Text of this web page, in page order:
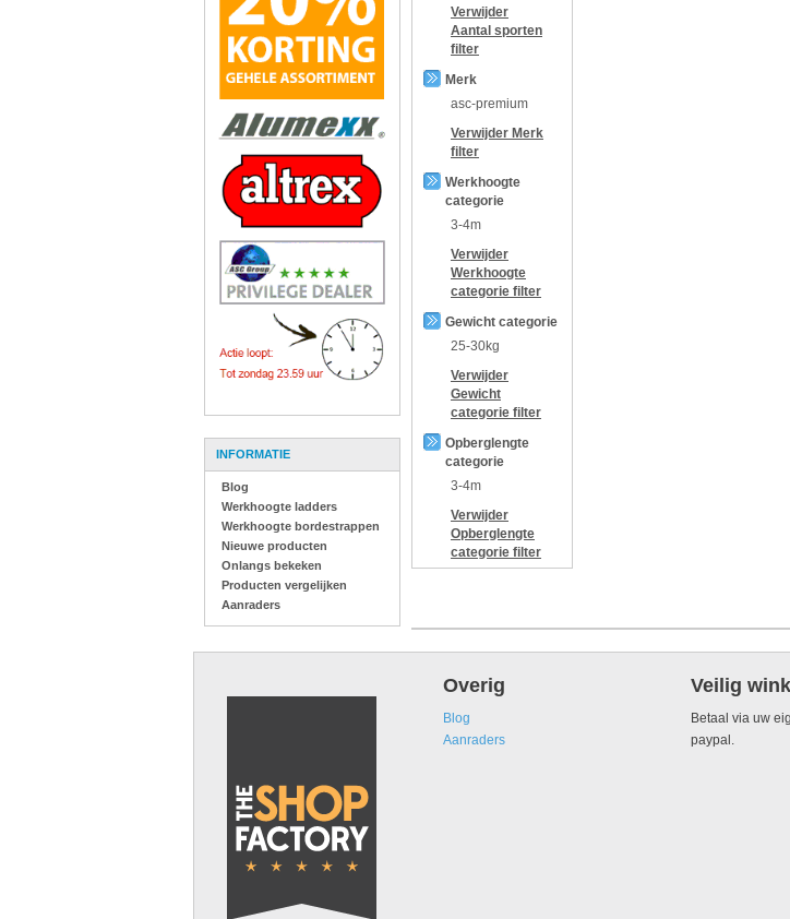
INFORMATIE
Blog
Werkhoogte ladders
Werkhoogte bordestrappen
Nieuwe producten
Onlangs bekeken
Producten vergelijken
Aanraders
Verwijder
Aantal sporten
filter
Merk
asc-premium
Verwijder Merk
filter
Werkhoogte
categorie
3-4m
Verwijder
Werkhoogte
categorie filter
Gewicht categorie
25-30kg
Verwijder
Gewicht
categorie filter
Opberglengte
categorie
3-4m
Verwijder
Opberglengte
categorie filter
Overig
Blog
Aanraders
Veilig
Betaal via uw
paypal.